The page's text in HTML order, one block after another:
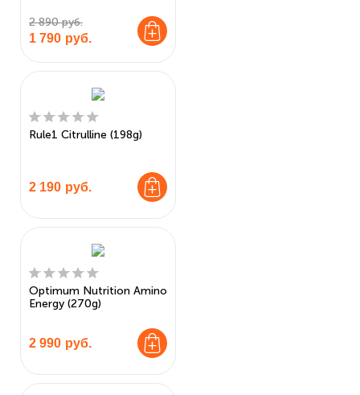
2 890 руб.
1 790 руб.
Rule1 Citrulline (198g)
2 190 руб.
Optimum Nutrition Amino
Energy (270g)
2 990 руб.